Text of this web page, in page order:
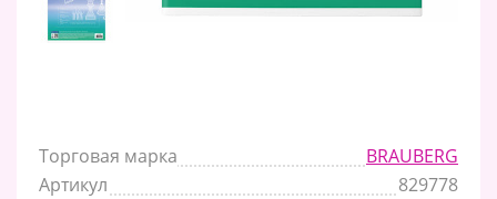
Торговая марка
BRAUBERG
Артикул
829778